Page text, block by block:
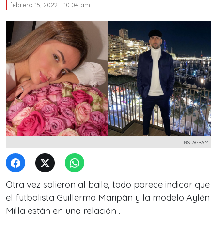
febrero 15, 2022 - 10:04 am
INSTAGRAM
Otra vez salieron al baile, todo parece indicar que
el futbolista Guillermo Maripán y la modelo Aylén
Milla están en una relación .